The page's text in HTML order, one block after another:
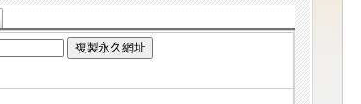
複製永久網址